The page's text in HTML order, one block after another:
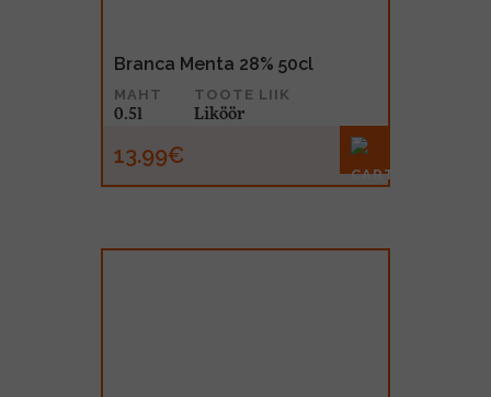
Branca Menta 28% 50cl
MAHT
0.5l
TOOTE LIIK
Liköör
13.99€